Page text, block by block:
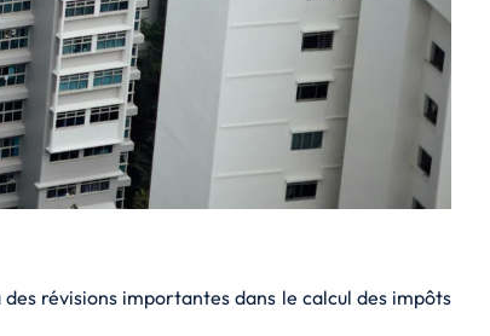
révisions importantes dans le calcul des impôts